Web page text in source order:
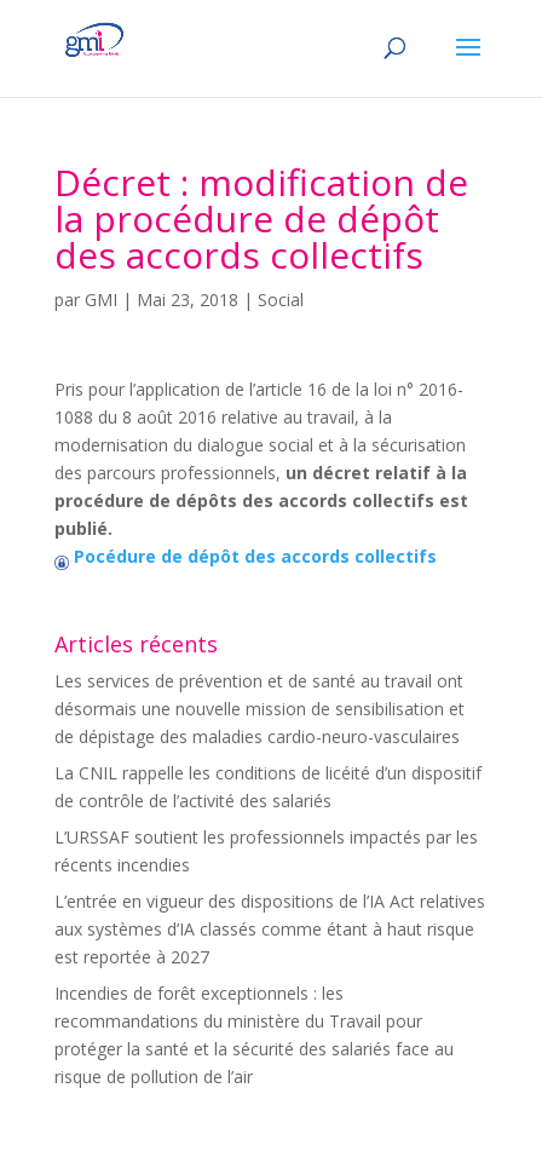
Décret : modification de
la procédure de dépôt
des accords collectifs
par GMI | Mai 23, 2018 | Social
Pris pour l’application de l’article 16 de la loi n° 2016-
1088 du 8 août 2016 relative au travail, à la
modernisation du dialogue social et à la sécurisation
des parcours professionnels, un décret relatif à la
procédure de dépôts des accords collectifs est
publié.
Pocédure de dépôt des accords collectifs
Articles récents
Les services de prévention et de santé au travail ont
désormais une nouvelle mission de sensibilisation et
de dépistage des maladies cardio-neuro-vasculaires
La CNIL rappelle les conditions de licéité d’un dispositif
de contrôle de l’activité des salariés
L’URSSAF soutient les professionnels impactés par les
récents incendies
L’entrée en vigueur des dispositions de l’IA Act relatives
aux systèmes d’IA classés comme étant à haut risque
est reportée à 2027
Incendies de forêt exceptionnels : les
recommandations du ministère du Travail pour
protéger la santé et la sécurité des salariés face au
risque de pollution de l’air